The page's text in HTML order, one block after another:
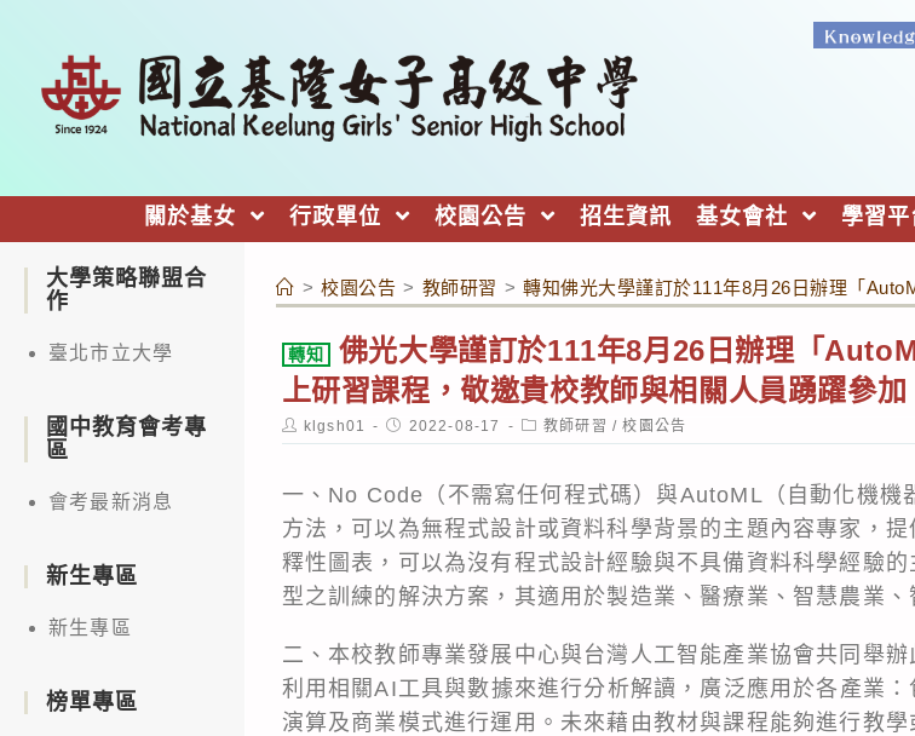
關於基女 行政單位 校園公告 招生資訊 基女會社 學習平
> 校園公告 > 教師研習 > 轉知佛光大學謹訂於111年8月26日辦理「
轉知
佛光大學謹訂於111年8月26日辦理「
上研習課程，敬邀貴校教師與相關人員踴躍參
Post
author:
klgsh01
Post
published:
2022-08-17
Post
category:
教師研習 / 校園公告
一、No Code（不需寫任何程式碼）與AutoML（自動化機機
方法，可以為無程式設計或資料科學背景的主題內容專家，
釋性圖表，可以為沒有程式設計經驗與不具備資料科學經驗
型之訓練的解決方案，其適用於製造業、醫療業、智慧農業
二、本校教師專業發展中心與台灣人工智能產業協會共同舉
利用相關AI工具與數據來進行分析解讀，廣泛應用於各產業
演算及商業模式進行運用。未來藉由教材與課程能夠進行教
大學策略聯盟合
作
臺北市立大學
國中教育會考專
區
會考最新消息
新生專區
新生專區
榜單專區